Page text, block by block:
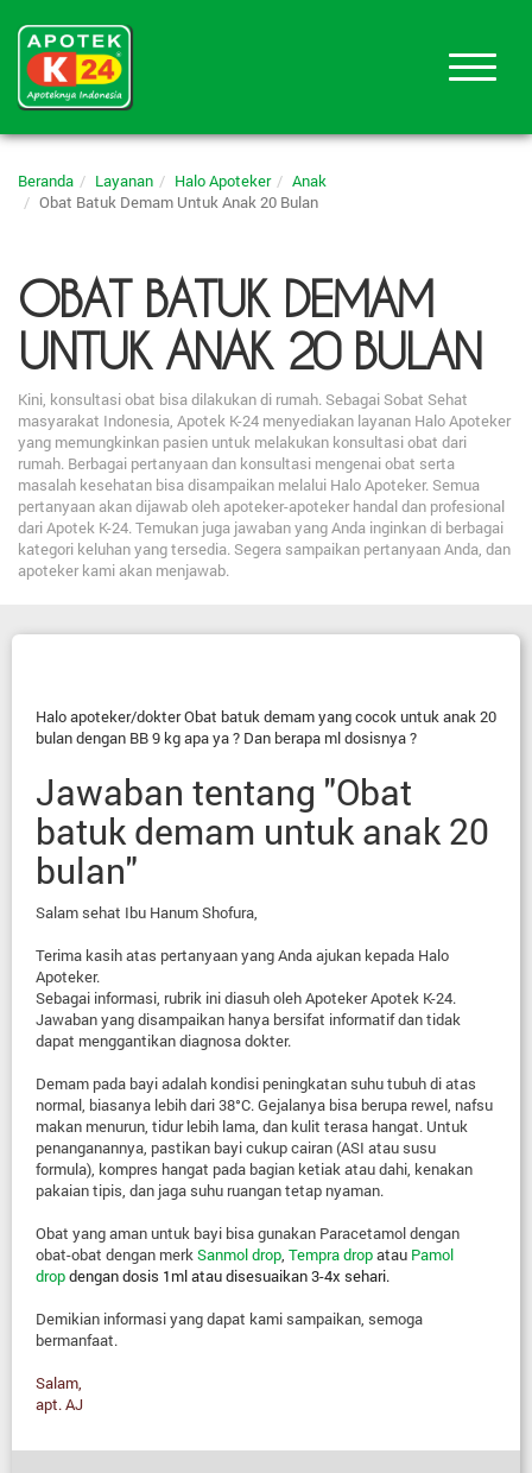
Beranda Layanan Halo Apoteker
Anak
Obat Batuk Demam Untuk Anak 20 Bulan
OBAT BATUK DEMAM
UNTUK ANAK 20 BULAN
Kini, konsultasi obat bisa dilakukan di rumah. Sebagai Sobat Sehat
masyarakat Indonesia, Apotek K-24 menyediakan layanan Halo Apoteker
yang memungkinkan pasien untuk melakukan konsultasi obat dari
rumah. Berbagai pertanyaan dan konsultasi mengenai obat serta
masalah kesehatan bisa disampaikan melalui Halo Apoteker. Semua
pertanyaan akan dijawab oleh apoteker-apoteker handal dan profesional
dari Apotek K-24. Temukan juga jawaban yang Anda inginkan di berbagai
kategori keluhan yang tersedia. Segera sampaikan pertanyaan Anda, dan
apoteker kami akan menjawab.
Halo apoteker/dokter Obat batuk demam yang cocok untuk anak 20
bulan dengan BB 9 kg apa ya ? Dan berapa ml dosisnya ?
Jawaban tentang "Obat
batuk demam untuk anak 20
bulan"
Salam sehat Ibu Hanum Shofura,
Terima kasih atas pertanyaan yang Anda ajukan kepada Halo
Apoteker.
Sebagai informasi, rubrik ini diasuh oleh Apoteker Apotek K-24.
Jawaban yang disampaikan hanya bersifat informatif dan tidak
dapat menggantikan diagnosa dokter.
Demam pada bayi adalah kondisi peningkatan suhu tubuh di atas
normal, biasanya lebih dari 38°C. Gejalanya bisa berupa rewel, nafsu
makan menurun, tidur lebih lama, dan kulit terasa hangat. Untuk
penanganannya, pastikan bayi cukup cairan (ASI atau susu
formula), kompres hangat pada bagian ketiak atau dahi, kenakan
pakaian tipis, dan jaga suhu ruangan tetap nyaman.
Obat yang aman untuk bayi bisa gunakan Paracetamol dengan
obat-obat dengan merkSanmol drop, Tempra dropatau Pamol
dropdengan dosis 1ml atau disesuaikan 3-4x sehari.
Demikian informasi yang dapat kami sampaikan, semoga
bermanfaat.
Salam,
apt. AJ